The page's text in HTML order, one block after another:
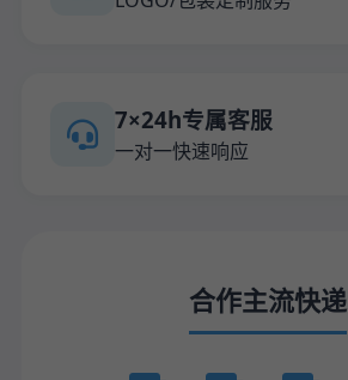
7×24h专属客服
一对一快速响应
合作主流快递